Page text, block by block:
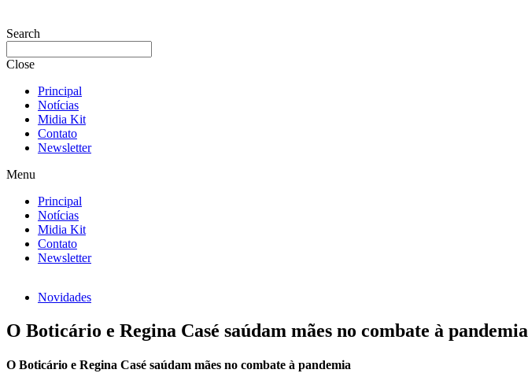
Search
Close
Principal
Notícias
Midia Kit
Contato
Newsletter
Menu
Principal
Notícias
Midia Kit
Contato
Newsletter
Novidades
O Boticário e Regina Casé saúdam mães no combate à pandemia
O Boticário e Regina Casé saúdam mães no combate à pandemia